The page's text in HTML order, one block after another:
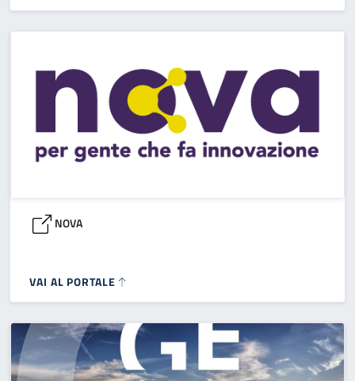
NOVA
VAI AL PORTALE